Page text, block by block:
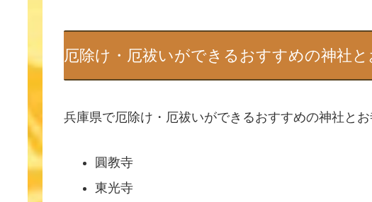
厄除け・厄祓いができるおすすめの神社
兵庫県で厄除け・厄祓いができるおすすめの神社と
圓教寺
東光寺